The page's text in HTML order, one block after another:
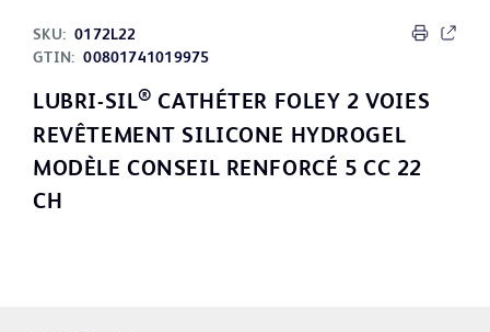
SKU: 0172L22
GTIN: 00801741019975
LUBRI-SIL® CATHÉTER FOLEY 2 VOIES
REVÊTEMENT SILICONE HYDROGEL
MODÈLE CONSEIL RENFORCÉ 5 CC 22
CH